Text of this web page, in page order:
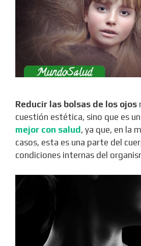
Reducir las bolsas de los ojos
cuestión estética, sino que es
mejor con salud , ya que, en la
casos, esta es una parte del
condiciones internas del